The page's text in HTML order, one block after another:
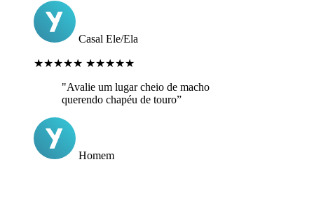
Casal Ele/Ela
★★★★★ ★★★★★
"Avalie um lugar cheio de macho
querendo chapéu de touro”
Homem